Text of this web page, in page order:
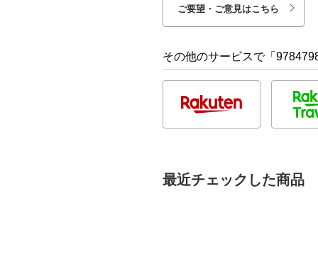
ご要望・ご意見はこちら
その他のサービスで「
最近チェックした商品